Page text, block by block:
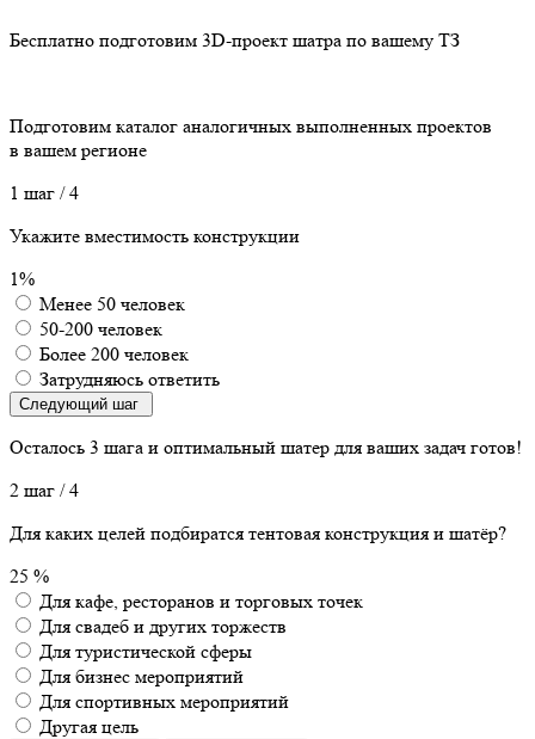
Бесплатно подготовим 3D-проект шатра по вашему ТЗ
Подготовим каталог аналогичных выполненных проектов
в вашем регионе
1 шаг / 4
Укажите вместимость конструкции
1%
Менее 50 человек
50-200 человек
Более 200 человек
Затрудняюсь ответить
Следующий шаг
Осталось 3 шага и оптимальный шатер для ваших задач готов!
2 шаг / 4
Для каких целей подбиратся тентовая конструкция и шатёр?
25 %
Для кафе, ресторанов и торговых точек
Для свадеб и других торжеств
Для туристической сферы
Для бизнес мероприятий
Для спортивных мероприятий
Другая цель